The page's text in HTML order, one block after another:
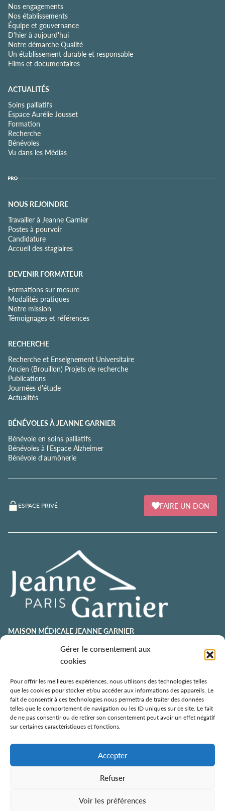
Gérer le consentement aux
cookies
Pour offrir les meilleures expériences, nous utilisons des technologies telles
que les cookies pour stocker et/ou accéder aux informations des appareils. Le
fait de consentir à ces technologies nous permettra de traiter des données
telles que le comportement de navigation ou les ID uniques sur ce site. Le fait
de ne pas consentir ou de retirer son consentement peut avoir un effet négatif
sur certaines caractéristiques et fonctions.
Accepter
Refuser
Voir les préférences
Nos engagements
Nos établissements
Équipe et gouvernance
D'hier à aujourd'hui
Notre démarche Qualité
Un établissement durable et responsable
Films et documentaires
ACTUALITÉS
Soins palliatifs
Espace Aurélie Jousset
Formation
Recherche
Bénévoles
Vu dans les Médias
NOUS REJOINDRE
Travailler à Jeanne Garnier
Postes à pourvoir
Candidature
Accueil des stagiaires
DEVENIR FORMATEUR
Formations sur mesure
Modalités pratiques
Notre mission
Témoignages et références
RECHERCHE
Recherche et Enseignement Universitaire
Ancien (Brouillon) Projets de recherche
Publications
Journées d'étude
Actualités
BÉNÉVOLES À JEANNE GARNIER
Bénévole en soins palliatifs
Bénévoles à l'Espace Alzheimer
Bénévole d'aumônerie
ESPACE PRIVÉ FAIRE UN DON
MAISON MÉDICALE JEANNE GARNIER
contact@jeannegarnier-paris.org
01 43 92 21 00
106 avenue Émile Zola
75015 Paris
ESPACE AURÉLIE JOUSSET
01 43 92 21 98
108, avenue Émile Zola
75015 Paris
ÉCOLE DE SOINS PALLIATIFS
106 avenue Émile Zola